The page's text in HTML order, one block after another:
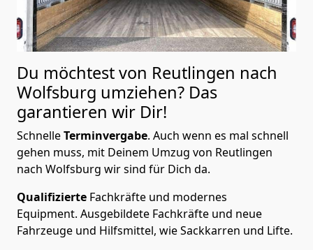
Du möchtest von Reutlingen nach
Wolfsburg umziehen? Das
garantieren wir Dir!
SchnelleTerminvergabe. Auch wenn es mal schnell
gehen muss, mit Deinem Umzug von Reutlingen
nach Wolfsburg wir sind für Dich da.
Qualifizierte Fachkräfte und modernes
Equipment. Ausgebildete Fachkräfte und neue
Fahrzeuge und Hilfsmittel, wie Sackkarren und Lifte.